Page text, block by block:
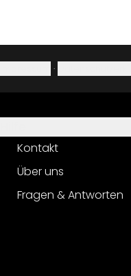
·
Kontakt
Über uns
Fragen & Antworten